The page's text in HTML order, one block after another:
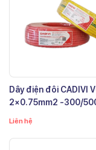
Dây điện đôi CADIVI
2×0.75mm2 -300/
Liên hệ